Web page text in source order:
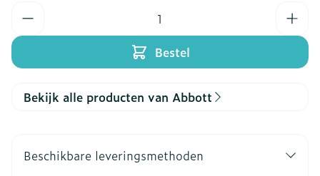
Bestel
Bekijk alle producten van Abbott
Beschikbare leveringsmethoden